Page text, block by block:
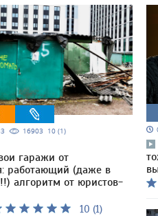
16903 10 (1)
гаражи от
работающий (даже в
алгоритм от юристов-
10 (1)